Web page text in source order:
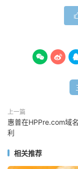
 
上一篇
惠普在HPPre.com域
利
相关推荐